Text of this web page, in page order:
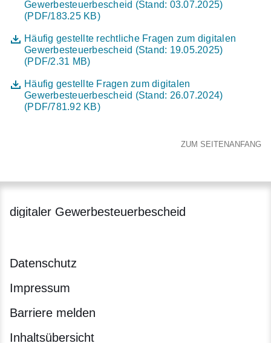
Gewerbesteuerbescheid (Stand: 03.07.2025)
(PDF/183.25 KB)
DateiHäufig gestellte rechtliche Fragen zum digitalen
Gewerbesteuerbescheid (Stand: 19.05.2025)
(PDF/2.31 MB)
Öffnet sich in einem neuen Fenster
DateiHäufig gestellte Fragen zum digitalen
Gewerbesteuerbescheid (Stand: 26.07.2024)
(PDF/781.92 KB)
Öffnet sich in einem neuen Fenster
ZUM SEITENANFANG
digitaler Gewerbesteuerbescheid
Datenschutz
Impressum
Barriere melden
Inhaltsübersicht